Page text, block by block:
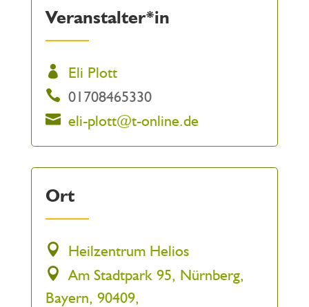
Veranstalter*in
Eli Plott
01708465330
eli-plott@t-online.de
Ort
Heilzentrum Helios
Am Stadtpark 95, Nürnberg,
Bayern, 90409,